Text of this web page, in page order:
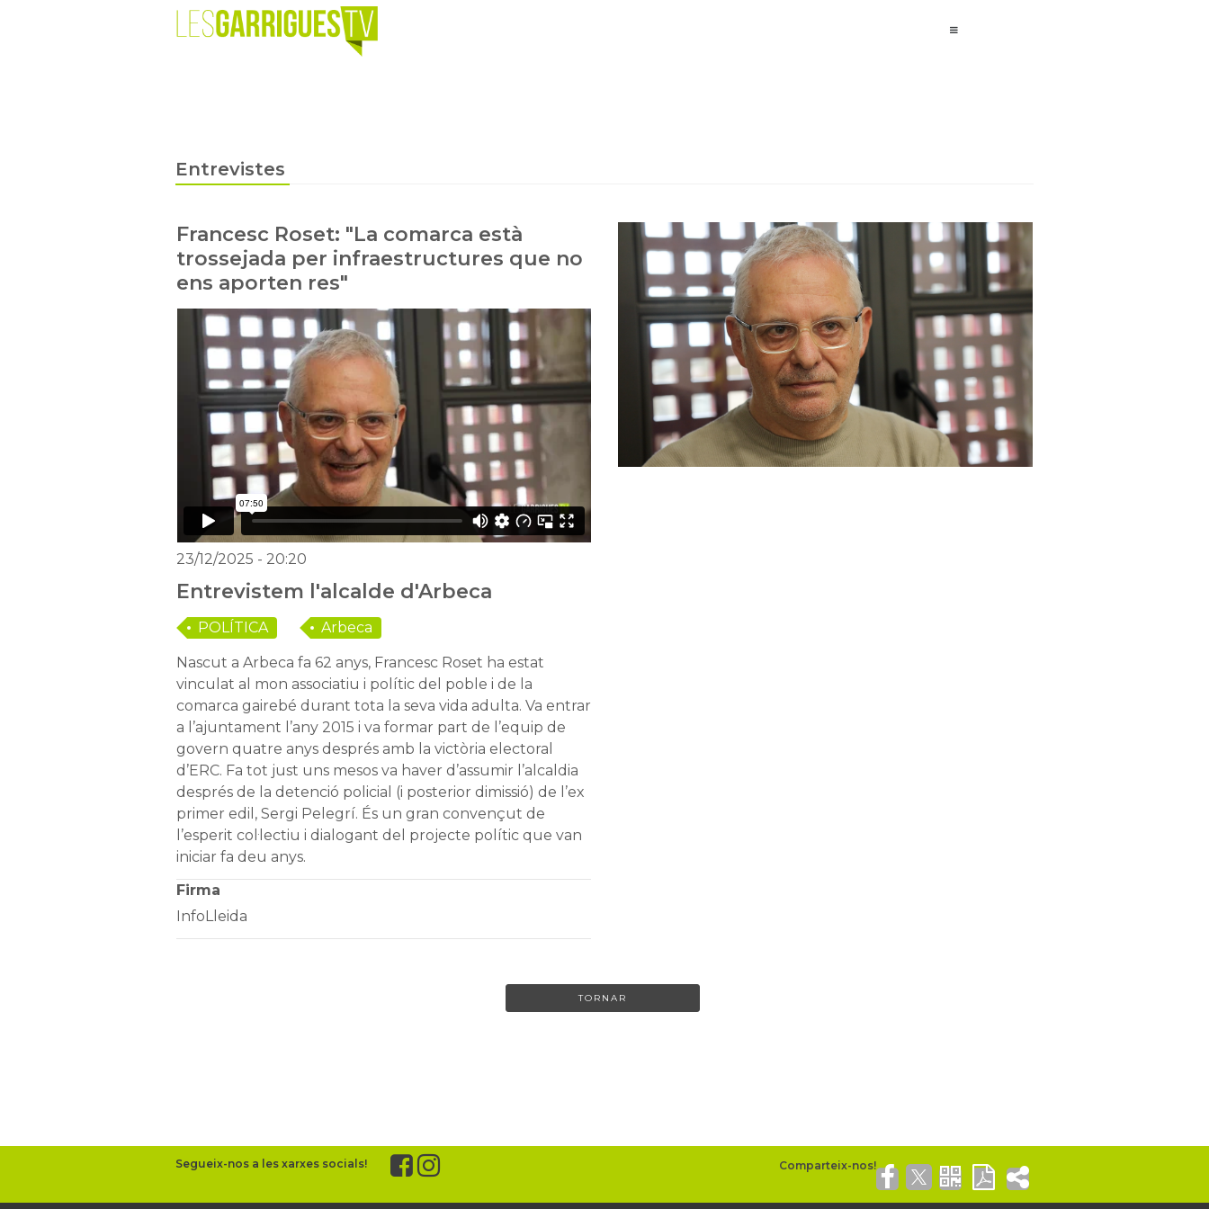
Entrevistes
Francesc Roset: "La comarca està
trossejada per infraestructures que no
ens aporten res"
23/12/2025 - 20:20
Entrevistem l'alcalde d'Arbeca
POLÍTICA Arbeca
Nascut a Arbeca fa 62 anys, Francesc Roset ha estat
vinculat al mon associatiu i polític del poble i de la
comarca gairebé durant tota la seva vida adulta. Va entrar
a l’ajuntament l’any 2015 i va formar part de l’equip de
govern quatre anys després amb la victòria electoral
d’ERC. Fa tot just uns mesos va haver d’assumir l’alcaldia
després de la detenció policial (i posterior dimissió) de l’ex
primer edil, Sergi Pelegrí. És un gran convençut de
l’esperit col·lectiu i dialogant del projecte polític que van
iniciar fa deu anys.
Firma
InfoLleida
TORNAR
Segueix-nos a les xarxes socials!